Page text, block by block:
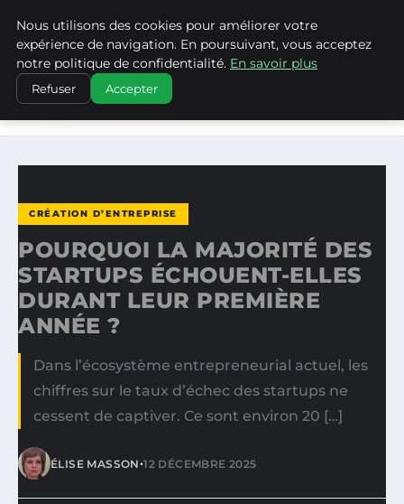
WP CAPE
ACCUEIL
CRÉATION D’ENTREPRISE
POURQUOI LA MAJORITÉ DES STARTUPS ÉCHOUENT-
CRÉATION D’ENTREPRISE
POURQUOI LA MAJORITÉ DES
STARTUPS ÉCHOUENT-ELLES
DURANT LEUR PREMIÈRE
ANNÉE ?
Dans l’écosystème entrepreneurial actuel, les
chiffres sur le taux d’échec des startups ne
cessent de captiver. Ce sont environ 20 […]
ÉLISE MASSON•12 DÉCEMBRE 2025
Nous utilisons des cookies pour améliorer votre
expérience de navigation. En poursuivant, vous acceptez
notre politique de confidentialité. En savoir plus
Refuser Accepter